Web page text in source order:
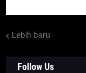
Lebih baru
Follow Us